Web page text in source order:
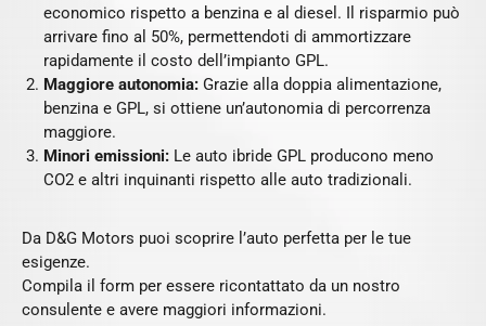
economico rispetto a benzina e al diesel. Il risparmio può
arrivare fino al 50%, permettendoti di ammortizzare
rapidamente il costo dell’impianto GPL.
Maggiore autonomia: Grazie alla doppia alimentazione,
benzina e GPL, si ottiene un’autonomia di percorrenza
maggiore.
Minori emissioni: Le auto ibride GPL producono meno
CO2 e altri inquinanti rispetto alle auto tradizionali.
Da D&G Motors puoi scoprire l’auto perfetta per le tue
esigenze.
Compila il form per essere ricontattato da un nostro
consulente e avere maggiori informazioni.